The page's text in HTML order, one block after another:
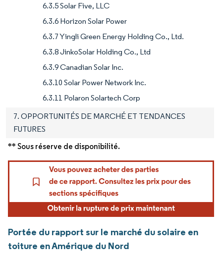
6.3.5 Solar Five, LLC
6.3.6 Horizon Solar Power
6.3.7 Yingli Green Energy Holding Co., Ltd.
6.3.8 JinkoSolar Holding Co., Ltd
6.3.9 Canadian Solar Inc.
6.3.10 Solar Power Network Inc.
6.3.11 Polaron Solartech Corp
7. OPPORTUNITÉS DE MARCHÉ ET TENDANCES
FUTURES
** Sous réserve de disponibilité.
Portée du rapport sur le marché du solaire en
toiture en Amérique du Nord